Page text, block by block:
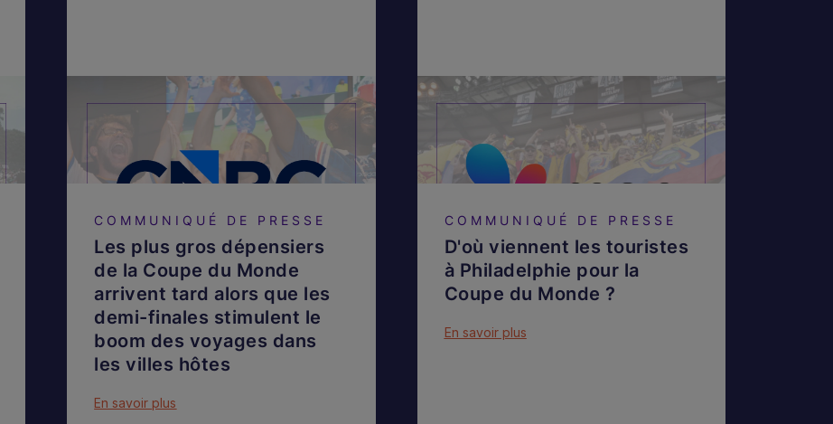
COMMUNIQUÉ DE PRESSE
Les plus gros dépensiers
de la Coupe du Monde
arrivent tard alors que les
demi-finales stimulent le
boom des voyages dans
les villes hôtes
En savoir plus
COMMUNIQUÉ DE PRESSE
D'où viennent les touristes
à Philadelphie pour la
Coupe du Monde ?
En savoir plus